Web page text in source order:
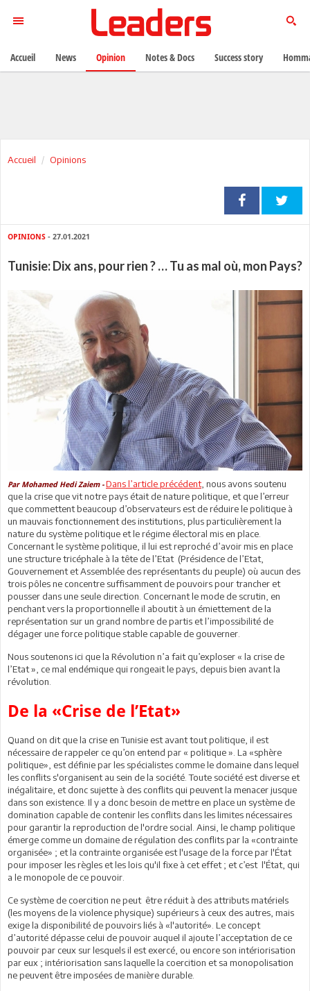
Accueil Opinions
OPINIONS - 27.01.2021
Tunisie: Dix ans, pour rien ? … Tu as mal où, mon Pays?
Par Mohamed Hedi Zaiem - Dans l’article précédent, nous avons soutenu
que la crise que vit notre pays était de nature politique, et que l’erreur
que commettent beaucoup d’observateurs est de réduire le politique à
un mauvais fonctionnement des institutions, plus particulièrement la
nature du système politique et le régime électoral mis en place.
Concernant le système politique, il lui est reproché d’avoir mis en place
une structure tricéphale à la tête de l’Etat (Présidence de l’Etat,
Gouvernement et Assemblée des représentants du peuple) où aucun des
trois pôles ne concentre suffisamment de pouvoirs pour trancher et
pousser dans une seule direction. Concernant le mode de scrutin, en
penchant vers la proportionnelle il aboutit à un émiettement de la
représentation sur un grand nombre de partis et l’impossibilité de
dégager une force politique stable capable de gouverner.
Nous soutenons ici que la Révolution n’a fait qu’exploser « la crise de
l’Etat », ce mal endémique qui rongeait le pays, depuis bien avant la
révolution.
De la «Crise de l’Etat»
Quand on dit que la crise en Tunisie est avant tout politique, il est
nécessaire de rappeler ce qu’on entend par « politique ». La «sphère
politique», est définie par les spécialistes comme le domaine dans lequel
les conflits s'organisent au sein de la société. Toute société est diverse et
inégalitaire, et donc sujette à des conflits qui peuvent la menacer jusque
dans son existence. Il y a donc besoin de mettre en place un système de
domination capable de contenir les conflits dans les limites nécessaires
pour garantir la reproduction de l'ordre social. Ainsi, le champ politique
émerge comme un domaine de régulation des conflits par la «contrainte
organisée» ; et la contrainte organisée est l'usage de la force par l'État
pour imposer les règles et les lois qu'il fixe à cet effet ; et c’est l'État, qui
a le monopole de ce pouvoir.
Ce système de coercition ne peut être réduit à des attributs matériels
(les moyens de la violence physique) supérieurs à ceux des autres, mais
exige la disponibilité de pouvoirs liés à «l'autorité». Le concept
d’autorité dépasse celui de pouvoir auquel il ajoute l’acceptation de ce
pouvoir par ceux sur lesquels il est exercé, ou encore son intériorisation
par eux ; intériorisation sans laquelle la coercition et sa monopolisation
ne peuvent être imposées de manière durable.
Accueil News Opinion Notes & Docs Success story